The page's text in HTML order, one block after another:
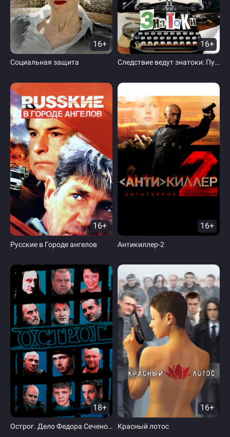
16+
Социальная защита
16+
Следствие ведут знатоки: Пуд золота
16+
Русские в Городе ангелов
16+
Антикиллер-2
18+
Острог. Дело Федора Сеченова
16+
Красный лотос